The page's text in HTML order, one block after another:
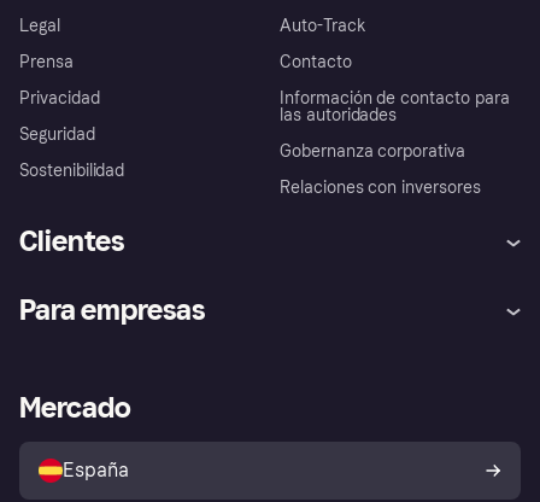
Legal
Prensa
Privacidad
Seguridad
Sostenibilidad
Auto-Track
Contacto
Información de contacto para
las autoridades
Gobernanza corporativa
Relaciones con inversores
Clientes
Inicio de sesión
Directorio de tiendas
Política de protección al
comprador de Klarna
Reclamaciones
Para empresas
Acceso empresas
Mercado
España